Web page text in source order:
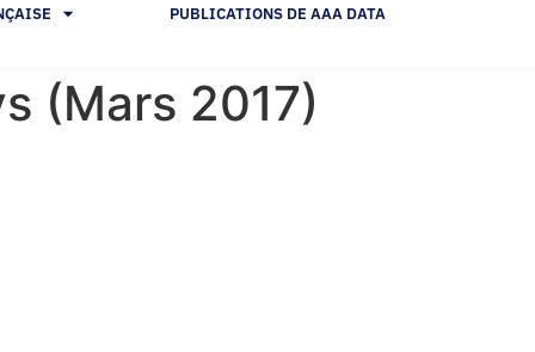
PUBLICATIONS DE AAA DATA
(Mars 2017)